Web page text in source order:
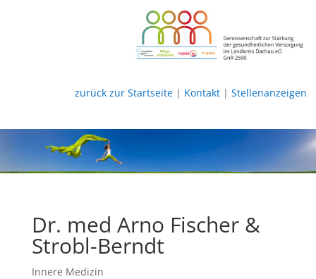
zurück zur Startseite| Kontakt| Stellenanzeigen
Dr. med Arno Fischer &
Strobl-Berndt
Innere Medizin